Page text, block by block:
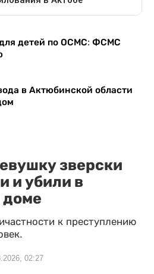
детей по ОСМС: ФСМС
в Актюбинской области
зверски
и убили в
доме
к преступлению
02:27